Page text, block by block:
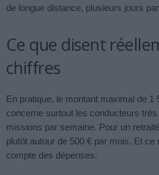
de longue distance, plusieurs jours
Ce que disent
chiffres
En pratique, le montant maximal de 1
concerne surtout les conducteurs
missions par semaine. Pour un
plutôt autour de 500 € par mois. Et ce
compte des dépenses.